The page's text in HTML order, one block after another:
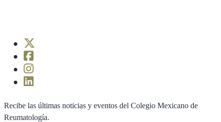
Recibe las últimas noticias y eventos del Colegio Mexicano de
Reumatología.